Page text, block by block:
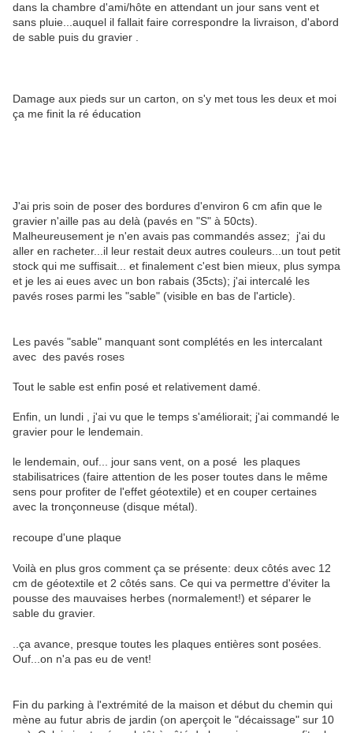
dans la chambre d'ami/hôte en attendant un jour sans vent et
sans pluie...auquel il fallait faire correspondre la livraison, d'abord
de sable puis du gravier .
Damage aux pieds sur un carton, on s'y met tous les deux et moi
ça me finit la ré éducation
J'ai pris soin de poser des bordures d'environ 6 cm afin que le
gravier n'aille pas au delà (pavés en "S" à 50cts).
Malheureusement je n'en avais pas commandés assez; j'ai du
aller en racheter...il leur restait deux autres couleurs...un tout petit
stock qui me suffisait... et finalement c'est bien mieux, plus sympa
et je les ai eues avec un bon rabais (35cts); j'ai intercalé les
pavés roses parmi les "sable" (visible en bas de l'article).
Les pavés "sable" manquant sont complétés en les intercalant
avec des pavés roses
Tout le sable est enfin posé et relativement damé.
Enfin, un lundi , j'ai vu que le temps s'améliorait; j'ai commandé le
gravier pour le lendemain.
le lendemain, ouf... jour sans vent, on a posé les plaques
stabilisatrices (faire attention de les poser toutes dans le même
sens pour profiter de l'effet géotextile) et en couper certaines
avec la tronçonneuse (disque métal).
recoupe d'une plaque
Voilà en plus gros comment ça se présente: deux côtés avec 12
cm de géotextile et 2 côtés sans. Ce qui va permettre d'éviter la
pousse des mauvaises herbes (normalement!) et séparer le
sable du gravier.
..ça avance, presque toutes les plaques entières sont posées.
Ouf...on n'a pas eu de vent!
Fin du parking à l'extrémité de la maison et début du chemin qui
mène au futur abris de jardin (on aperçoit le "décaissage" sur 10